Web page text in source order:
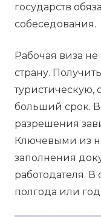
государств
собеседования.
Рабочая виза
страну.
туристическую,
больший срок.
разрешения
Ключевыми из
заполнения
работодателя.
полгода или